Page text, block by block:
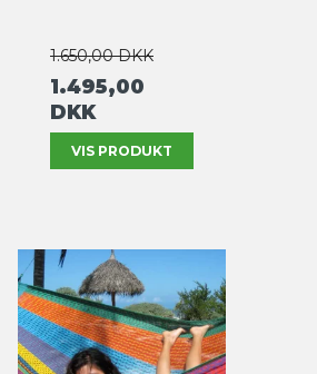
1.650,00 DKK
1.495,00
DKK
VIS PRODUKT